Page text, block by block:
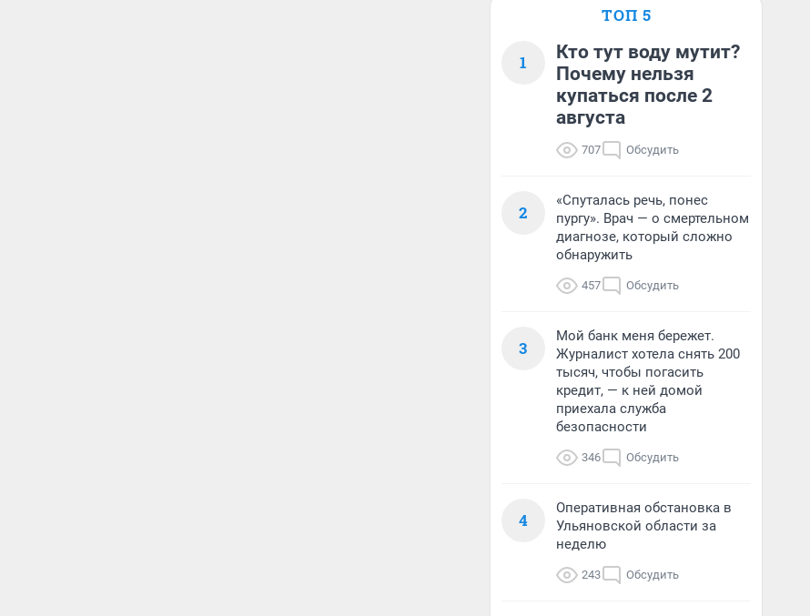
ТОП 5
1
Кто тут воду мутит?
Почему нельзя
купаться после 2
августа
707 Обсудить
2
«Спуталась речь, понес
пургу». Врач — о смертельном
диагнозе, который сложно
обнаружить
457 Обсудить
3
Мой банк меня бережет.
Журналист хотела снять 200
тысяч, чтобы погасить
кредит, — к ней домой
приехала служба
безопасности
346 Обсудить
4
Оперативная обстановка в
Ульяновской области за
неделю
243 Обсудить